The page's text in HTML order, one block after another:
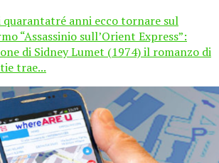
quarantatré anni ecco tornare sul
“Assassinio sull’Orient Express”:
di Sidney Lumet (1974) il romanzo di
trae...